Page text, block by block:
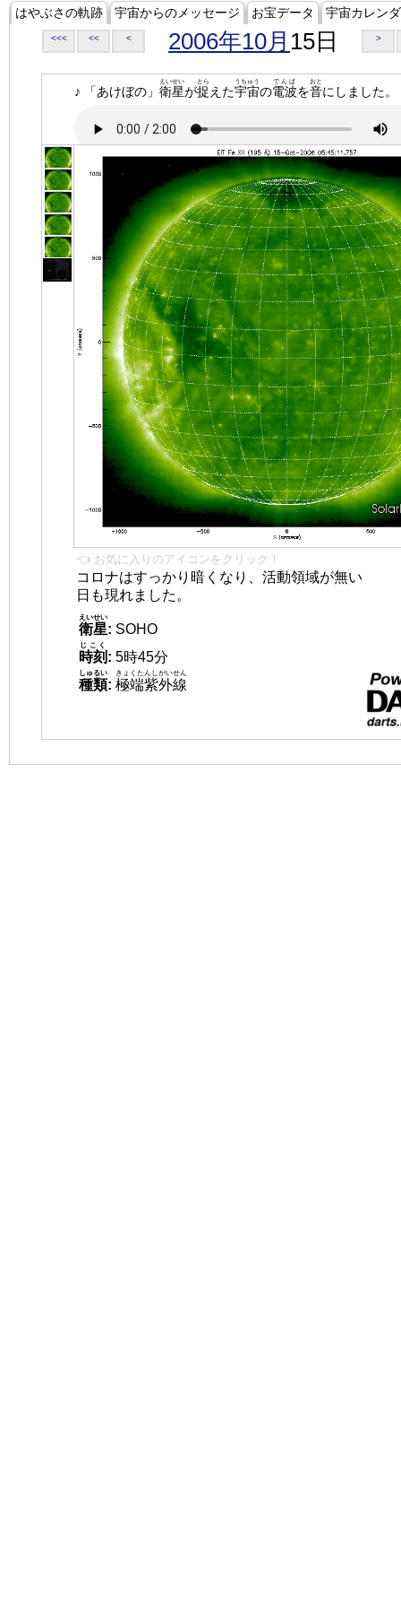
はやぶさの軌跡 宇宙からのメッセージ お宝データ 宇宙カレン
<<< << < 2006年10月 15日 >
♪ 「あけぼの」 衛星
えいせい
が捉
とら
えた宇宙
うちゅう
の電波
でんぱ
を音
おと
にしました。
👈 お気に入りのアイコンをクリック！
コロナはすっかり暗くなり、活動領域が無い
日も現れました。
衛星
えいせい
: SOHO
時刻
じこく
: 5時45分
種類
しゅるい
: 極端紫外線
きょくたんしがいせん